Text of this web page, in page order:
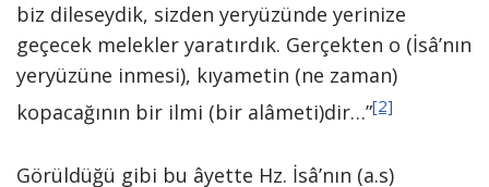
biz dileseydik, sizden yeryüzünde yerinize
geçecek melekler yaratırdık. Gerçekten o (İsâ’nın
yeryüzüne inmesi), kıyametin (ne zaman)
kopacağının bir ilmi (bir alâmeti)dir…”[2]
Görüldüğü gibi bu âyette Hz. İsâ’nın (a.s)